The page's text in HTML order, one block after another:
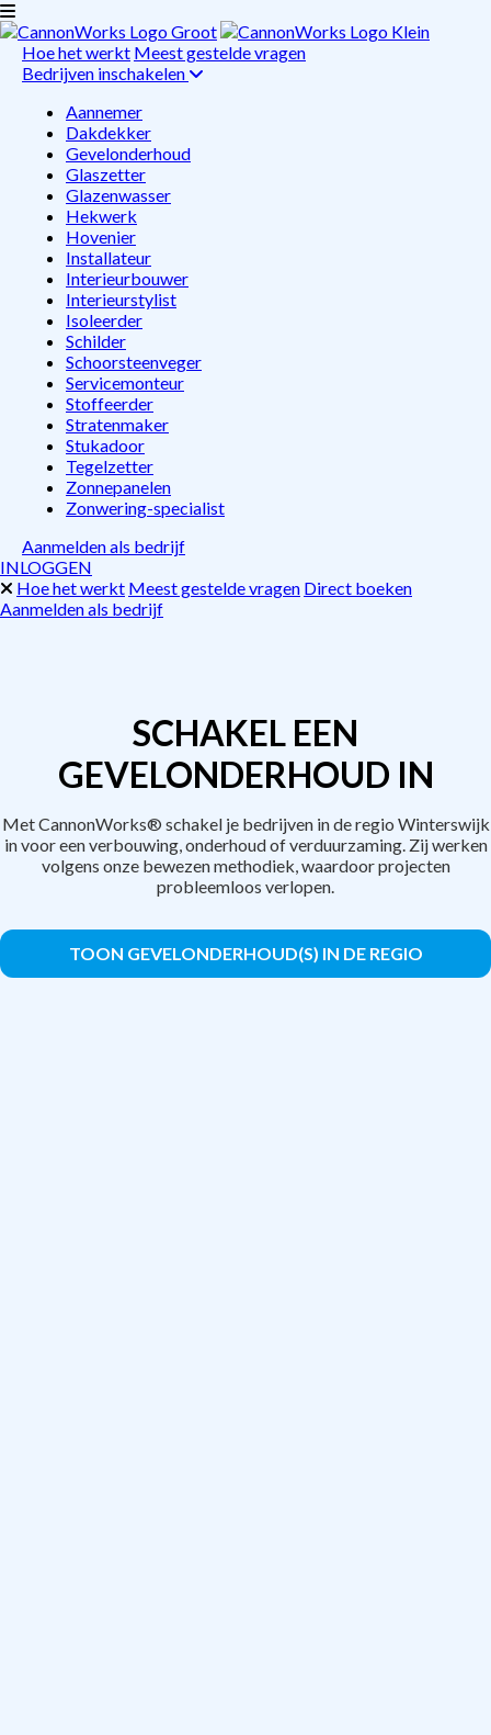
Hoe het werkt Meest gestelde vragen
Bedrijven inschakelen
Aannemer
Dakdekker
Gevelonderhoud
Glaszetter
Glazenwasser
Hekwerk
Hovenier
Installateur
Interieurbouwer
Interieurstylist
Isoleerder
Schilder
Schoorsteenveger
Servicemonteur
Stoffeerder
Stratenmaker
Stukadoor
Tegelzetter
Zonnepanelen
Zonwering-specialist
Aanmelden als bedrijf
INLOGGEN
Hoe het werkt Meest gestelde vragen Direct boeken
Aanmelden als bedrijf
SCHAKEL EEN
GEVELONDERHOUD IN
Met CannonWorks® schakel je bedrijven in de regio Winterswijk
in voor een verbouwing, onderhoud of verduurzaming. Zij werken
volgens onze bewezen methodiek, waardoor projecten
probleemloos verlopen.
TOON GEVELONDERHOUD(S) IN DE REGIO